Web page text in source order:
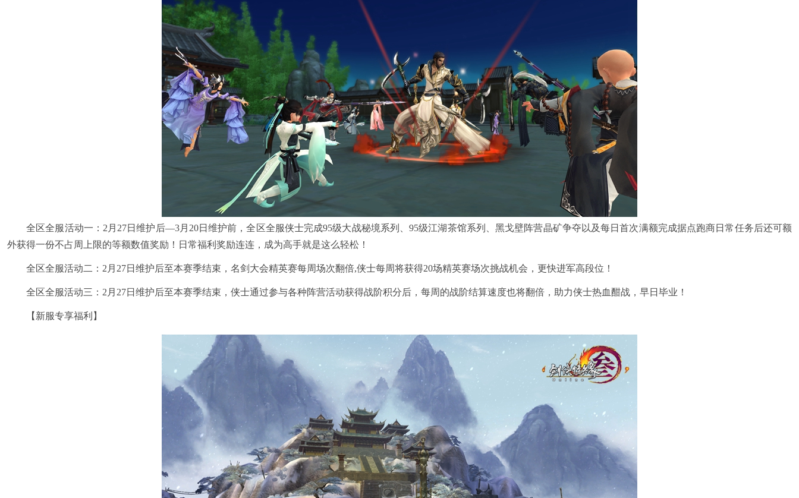
全区全服活动一：2月27日维护后—3月20日维护前，全区全服侠士完成95级大战秘境系列、95级江湖茶馆系列、黑戈壁阵营晶矿争夺以及每日首次满额完成据点跑商日常任务后还可额
外获得一份不占周上限的等额数值奖励！日常福利奖励连连，成为高手就是这么轻松！
全区全服活动二：2月27日维护后至本赛季结束，名剑大会精英赛每周场次翻倍,侠士每周将获得20场精英赛场次挑战机会，更快进军高段位！
全区全服活动三：2月27日维护后至本赛季结束，侠士通过参与各种阵营活动获得战阶积分后，每周的战阶结算速度也将翻倍，助力侠士热血酣战，早日毕业！
【新服专享福利】